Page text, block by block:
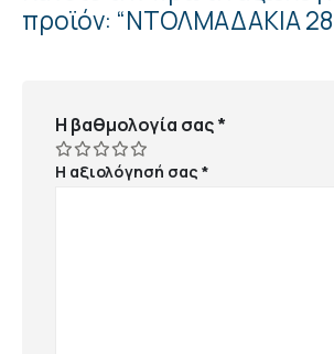
προϊόν: “ΝΤΟΛΜΑΔΑΚΙΑ
Η βαθμολογία σας*
Η αξιολόγησή σας*